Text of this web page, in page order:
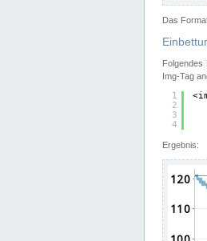
Das
Img-Tag
1
2
3
4
Ergebnis: